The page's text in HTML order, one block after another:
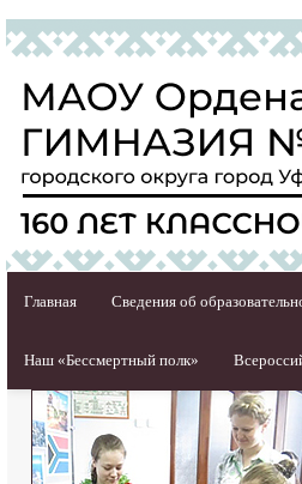
Главная Сведения об
Наш «Бессмертный полк»